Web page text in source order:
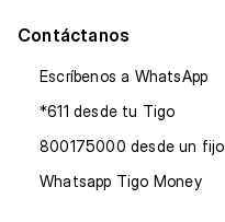
Contáctanos
Escríbenos a WhatsApp
*611 desde tu Tigo
800175000 desde un fijo
Whatsapp Tigo Money